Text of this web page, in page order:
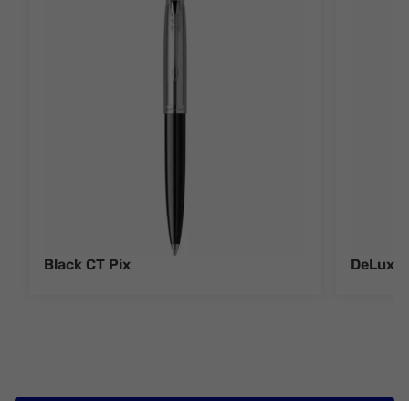
Black CT Pix DeLuxe